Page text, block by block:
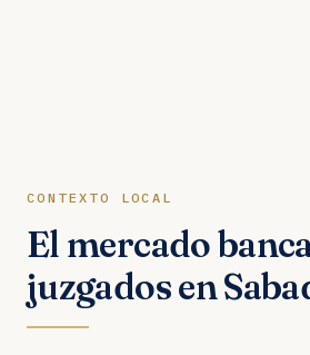
CONTEXTO LOCAL
El mercado
juzgados en